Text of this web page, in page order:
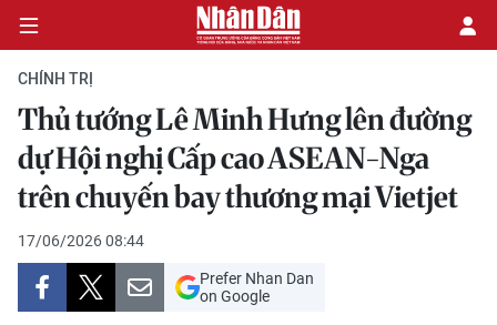
CHÍNH TRỊ
KINH TẾ
VĂN HÓA
XÃ HỘI
CHÍNH TRỊ
Thủ tướng Lê Minh Hưng lên đường
dự Hội nghị Cấp cao ASEAN-Nga
trên chuyến bay thương mại Vietjet
17/06/2026 08:44
Prefer Nhan Dan
on Google